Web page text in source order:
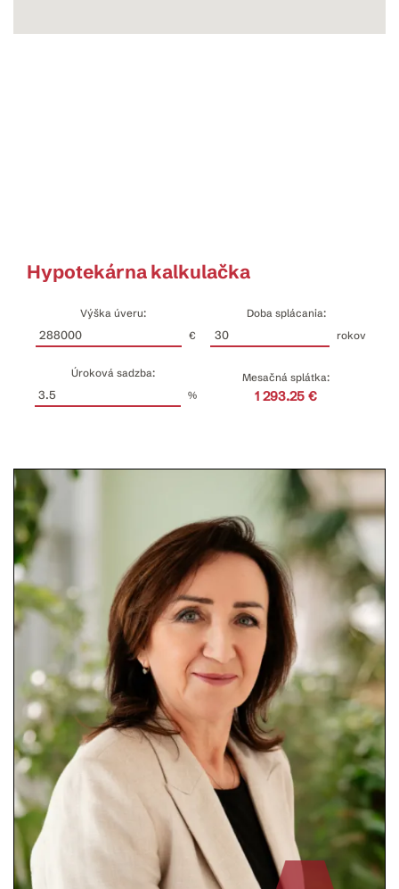
Hypotekárna kalkulačka
Výška úveru:
€
Doba splácania:
rokov
Úroková sadzba:
%
Mesačná splátka:
1 293.25 €